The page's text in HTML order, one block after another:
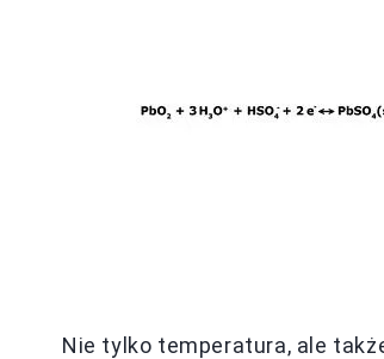
Nie tylko temperatura, ale